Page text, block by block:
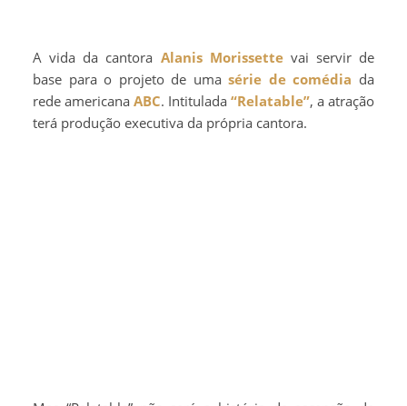
A vida da cantora Alanis Morissettevai servir de
base para o projeto de umasérie de comédia da
rede americana ABC. Intitulada “Relatable”, a atração
terá produção executiva da própria cantora.